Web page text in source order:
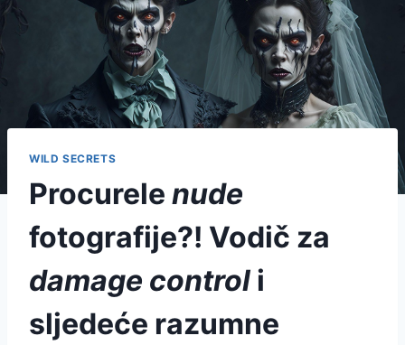
WILD SECRETS
Procurele nude
fotografije?! Vodič za
damage control i
sljedeće razumne